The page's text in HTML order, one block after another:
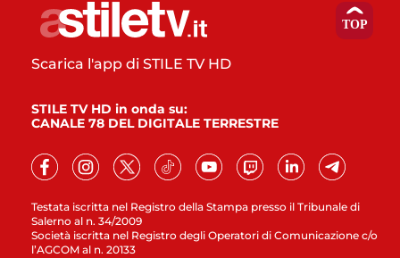
Testata iscritta nel Registro della Stampa presso il Tribunale di
Salerno al n. 34/2009
Società iscritta nel Registro degli Operatori di Comunicazione c/o
l’AGCOM al n. 20133
Scarica l'app di STILE TV HD
STILE TV HD in onda su:
CANALE 78 DEL DIGITALE TERRESTRE